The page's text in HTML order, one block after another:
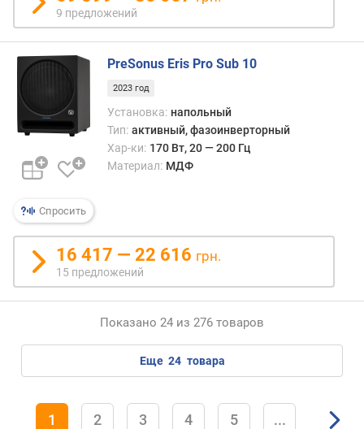
9 предложений
Спросить
PreSonus Eris Pro Sub 10
2023 год
Установка: напольный
Тип: активный, фазоинверторный
Хар-ки: 170 Вт, 20 — 200 Гц
Материал: МДФ
16 417 — 22 616 грн.
15 предложений
Показано 24 из 276 товаров
еще 24 товара
1 2 3 4 5 ...